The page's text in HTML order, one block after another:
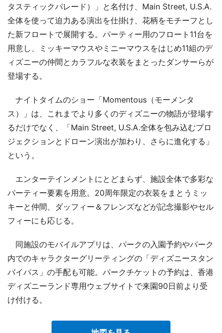
タスティックパレード）」と名付け、Main Street, U.S.A.
全体を使って迫力ある演出を仕掛け、花柄をモチーフとし
た新フロートで展開する。パーティー用のフロート11台を
用意し、ミッキーマウスやミニーマウスをはじめ11組のデ
ィズニーの仲間とカラフルな衣装をまとったダンサーらが
登場する。
ナイトタイムのショー「Momentous（モーメンタ
ス）」は、これまでより多くのディズニーの物語が登場す
るだけでなく、「Main Street, U.S.A.全体を包み込むプロ
ジェクションとドローン演出が加わり、さらに進化する」
という。
エンターテインメントにとどまらず、施設全体で多彩な
パーティー要素を用意。20周年限定の衣装をまとうミッ
キーと仲間、ダッフィー＆フレンズなどが記念撮影やセル
フィーにも応じる。
同施設のモバイルアプリは、パークの入園予約やパーク
内でのキャラクターグリーティングの「ディズニースタン
バイパス」の手配も可能。パークチケットの予約は、香港
ディズニーランド専用ウェブサイトで来園90日前より受
け付ける。